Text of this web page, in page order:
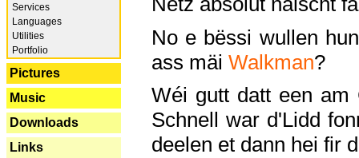
Services
Languages
Utilities
Portfolio
Pictures
Music
Downloads
Links
No e bëssi wullen
ass mäi Walkman?
Wéi gutt datt een am
Schnell war d'Lidd
deelen et dann hei fir